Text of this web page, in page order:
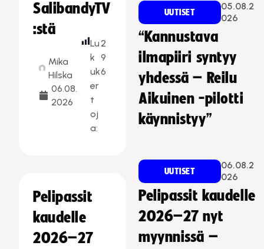
SalibandyTV
:stä
Mika
Hilska
06.08.
2026
Lu
k
uk
er
t
oj
a:
2
9
6
Pelipassit
kaudelle
2026–27
UUTISET
05.08.2
026
“Kannustava
ilmapiiri syntyy
yhdessä – Reilu
Aikuinen -pilotti
käynnistyy”
UUTISET
06.08.2
026
Pelipassit kaudelle
2026–27 nyt
myynnissä –